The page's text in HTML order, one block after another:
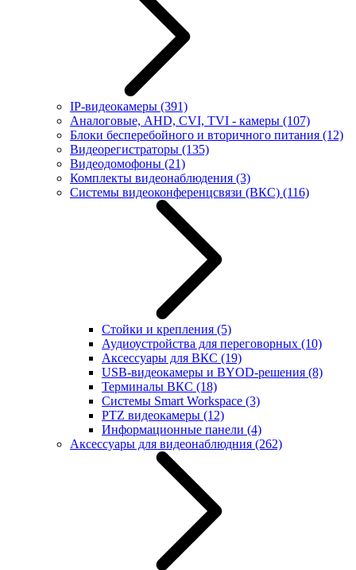
IP-видеокамеры (391)
Аналоговые, AHD, CVI, TVI - камеры (107)
Блоки бесперебойного и вторичного питания (12)
Видеорегистраторы (135)
Видеодомофоны (21)
Комплекты видеонаблюдения (3)
Системы видеоконференцсвязи (ВКС) (116)
Стойки и крепления (5)
Аудиоустройства для переговорных (10)
Аксессуары для ВКС (19)
USB-видеокамеры и BYOD-решения (8)
Терминалы ВКС (18)
Системы Smart Workspace (3)
PTZ видеокамеры (12)
Информационные панели (4)
Аксессуары для видеонаблюдния (262)